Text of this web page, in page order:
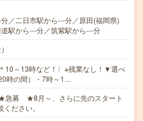
／二日市駅から---分／原田(福岡県)
駅から---分／筑紫駅から---分
10～13時など！〉※残業なし！▼選べ
時の間）・7時～1…
募 ★8月～、さらに先のスタート
ださい。